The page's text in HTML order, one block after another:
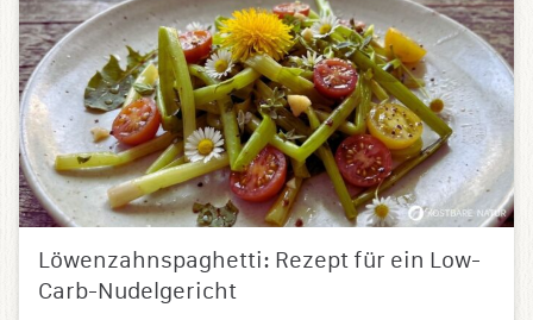
Löwenzahnspaghetti: Rezept für ein Low-
Carb-Nudelgericht